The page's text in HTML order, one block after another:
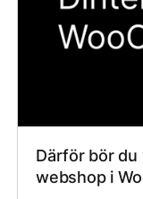
Därför bör du
webshop i